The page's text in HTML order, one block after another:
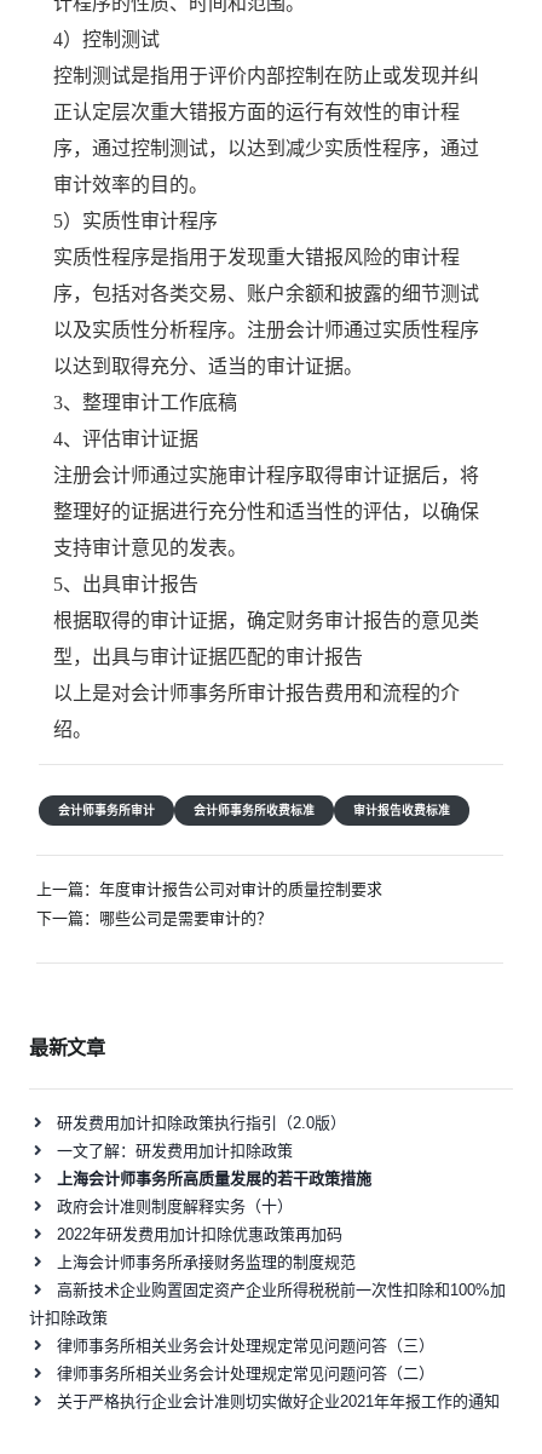
4）控制测试
控制测试是指用于评价内部控制在防止或发现并纠
正认定层次重大错报方面的运行有效性的审计程
序，通过控制测试，以达到减少实质性程序，通过
审计效率的目的。
5）实质性审计程序
实质性程序是指用于发现重大错报风险的审计程
序，包括对各类交易、账户余额和披露的细节测试
以及实质性分析程序。注册会计师通过实质性程序
以达到取得充分、适当的审计证据。
3、整理审计工作底稿
4、评估审计证据
注册会计师通过实施审计程序取得审计证据后，将
整理好的证据进行充分性和适当性的评估，以确保
支持审计意见的发表。
5、出具审计报告
根据取得的审计证据，确定财务审计报告的意见类
型，出具与审计证据匹配的审计报告
以上是对会计师事务所审计报告费用和流程的介
绍。
会计师事务所审计 会计师事务所收费标准 审计报告收费标准
文
章
导
上一篇： 年度审计报告公司对审计的质量控制要求
下一篇： 哪些公司是需要审计的？
最新文章
研发费用加计扣除政策执行指引（2.0版）
一文了解：研发费用加计扣除政策
上海会计师事务所高质量发展的若干政策措施
政府会计准则制度解释实务（十）
2022年研发费用加计扣除优惠政策再加码
上海会计师事务所承接财务监理的制度规范
高新技术企业购置固定资产企业所得税税前一次性扣除和100%加
计扣除政策
律师事务所相关业务会计处理规定常见问题问答（三）
律师事务所相关业务会计处理规定常见问题问答（二）
关于严格执行企业会计准则切实做好企业2021年年报工作的通知